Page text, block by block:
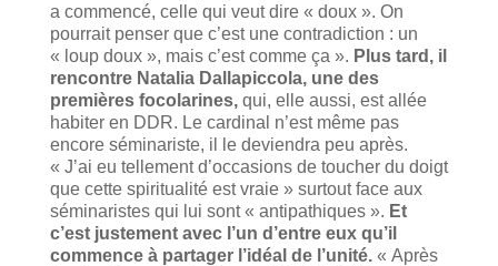
a commencé, celle qui veut dire « doux ». On
pourrait penser que c’est une contradiction : un
« loup doux », mais c’est comme ça ». Plus tard, il
rencontre Natalia Dallapiccola, une des
premières focolarines, qui, elle aussi, est allée
habiter en DDR. Le cardinal n’est même pas
encore séminariste, il le deviendra peu après.
« J’ai eu tellement d’occasions de toucher du doigt
que cette spiritualité est vraie » surtout face aux
séminaristes qui lui sont « antipathiques ». Et
c’est justement avec l’un d’entre eux qu’il
commence à partager l’idéal de l’unité. « Après